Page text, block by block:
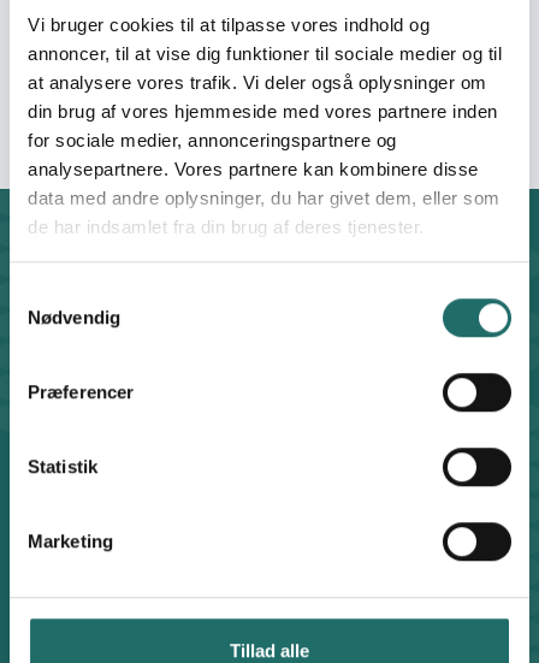
Vi bruger cookies til at tilpasse vores indhold og
annoncer, til at vise dig funktioner til sociale medier og til
at analysere vores trafik. Vi deler også oplysninger om
din brug af vores hjemmeside med vores partnere inden
for sociale medier, annonceringspartnere og
analysepartnere. Vores partnere kan kombinere disse
data med andre oplysninger, du har givet dem, eller som
de har indsamlet fra din brug af deres tjenester.
Nødvendig
Præferencer
Statistik
Marketing
Tillad alle
Calabar
Organisation: HopeNow
Klosterport 4x, 8000 Aarhus
cisu@cisu.dk
Genveje
Artikler
Indgiv en klage
Persondatapolitik